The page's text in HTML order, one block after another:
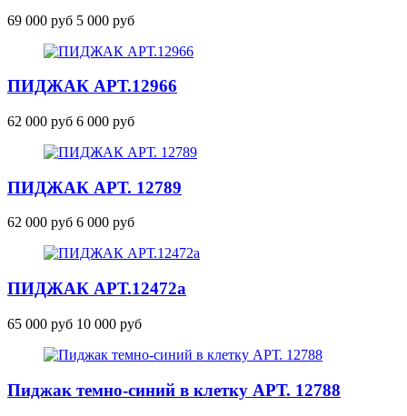
69 000 руб 5 000 руб
ПИДЖАК АРТ.12966
62 000 руб 6 000 руб
ПИДЖАК АРТ. 12789
62 000 руб 6 000 руб
ПИДЖАК АРТ.12472а
65 000 руб 10 000 руб
Пиджак темно-синий в клетку АРТ. 12788